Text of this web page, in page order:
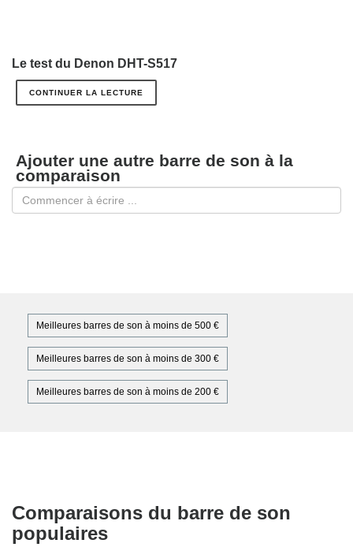
Le test du Denon DHT-S517
CONTINUER LA LECTURE
Ajouter une autre barre de son à la
comparaison
Meilleures barres de son à moins de 500 €
Meilleures barres de son à moins de 300 €
Meilleures barres de son à moins de 200 €
Comparaisons du barre de son
populaires